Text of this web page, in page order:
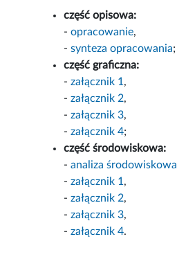
część opisowa:
-opracowanie,
-synteza opracowania;
część graficzna:
-załącznik 1,
-załącznik 2,
-załącznik 3,
-załącznik 4;
część środowiskowa:
-analiza środowiskowa
-załącznik 1,
-załącznik 2,
-załącznik 3,
-załącznik 4.